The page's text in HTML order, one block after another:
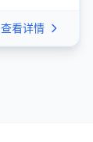
查看详情